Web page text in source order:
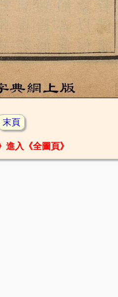
末頁
進入《全圖頁》